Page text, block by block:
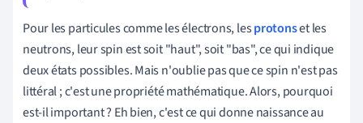
Pour les particules comme les électrons, lesprotonset les
neutrons, leur spin est soit "haut", soit "bas", ce qui indique
deux états possibles. Mais n'oublie pas que ce spin n'est pas
littéral ; c'est une propriété mathématique. Alors, pourquoi
est-il important ? Eh bien, c'est ce qui donne naissance au